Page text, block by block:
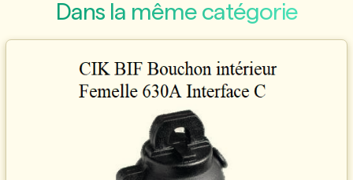
Dans la même catégorie